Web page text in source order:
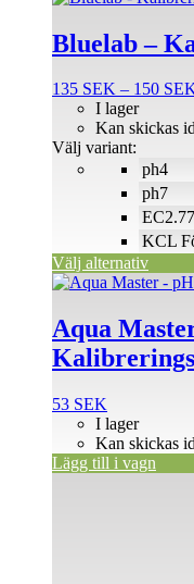
Bluelab –
135 SEK – 150
ph4
ph7
EC2.77
KCL
I lager
Kan skickas
Välj variant:
Välj alternativ
produkten
har
varianter.
olika
alternativen
Aqua
53 SEK
I lager
Kan skickas
Lägg till i vagn